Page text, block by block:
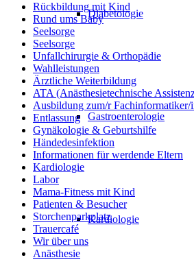
Diabetologie
Gastroenterologie
Kardiologie
Rückbildung mit Kind
Rund ums Baby
Seelsorge
Seelsorge
Unfallchirurgie & Orthopädie
Wahlleistungen
Ärztliche Weiterbildung
ATA (Anästhesietechnische
Ausbildung zum/r
Entlassung
Gynäkologie & Geburtshilfe
Händedesinfektion
Informationen für werdende Eltern
Kardiologie
Labor
Mama-Fitness mit Kind
Patienten & Besucher
Storchenparkplatz
Trauercafé
Wir über uns
Anästhesie